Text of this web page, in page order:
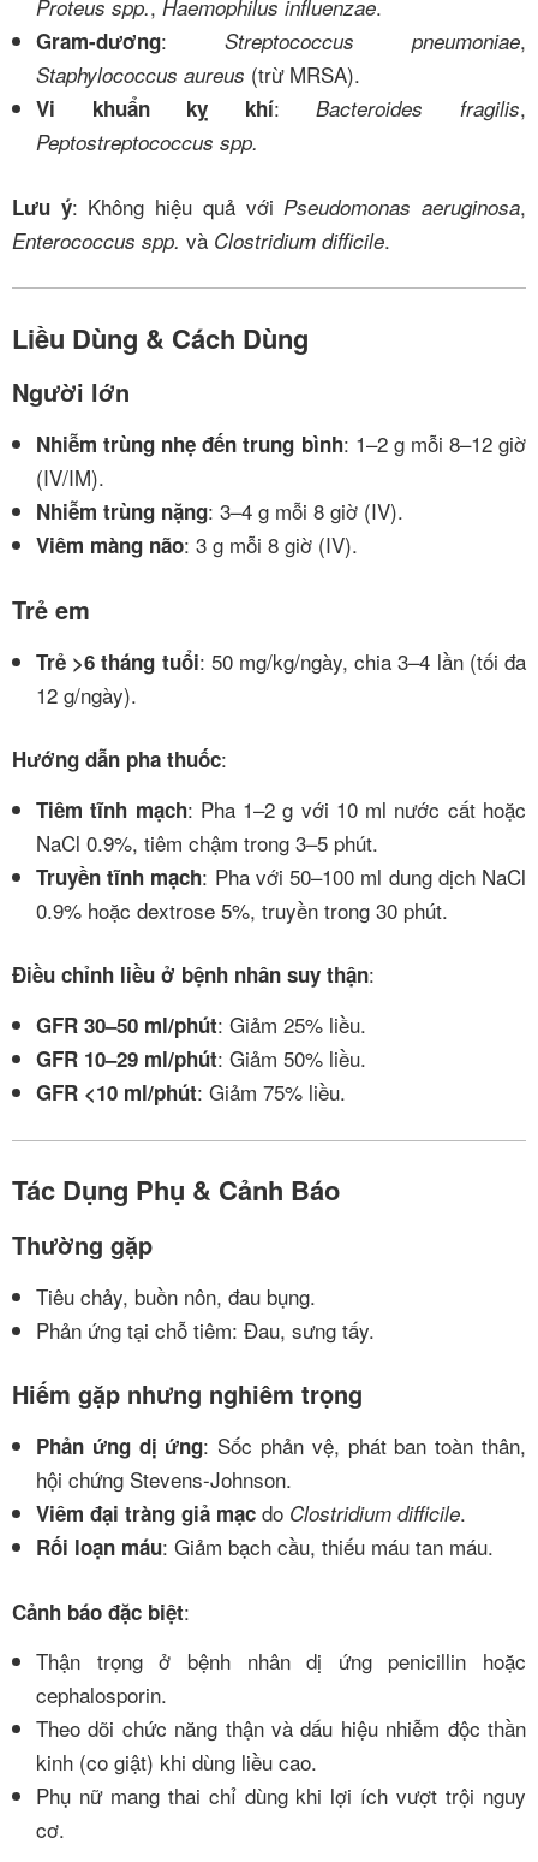
Proteus spp., Haemophilus influenzae.
Gram-dương: Streptococcus pneumoniae,
Staphylococcus aureus (trừ MRSA).
Vi khuẩn kỵ khí:Bacteroides fragilis,
Peptostreptococcus spp.
Lưu ý: Không hiệu quả với Pseudomonas aeruginosa,
Enterococcus spp. và Clostridium difficile.
Liều Dùng & Cách Dùng
Người lớn
Nhiễm trùng nhẹ đến trung bình: 1–2 g mỗi 8–12 giờ
(IV/IM).
Nhiễm trùng nặng: 3–4 g mỗi 8 giờ (IV).
Viêm màng não: 3 g mỗi 8 giờ (IV).
Trẻ em
Trẻ >6 tháng tuổi: 50 mg/kg/ngày, chia 3–4 lần (tối đa
12 g/ngày).
Hướng dẫn pha thuốc:
Tiêm tĩnh mạch: Pha 1–2 g với 10 ml nước cất hoặc
NaCl 0.9%, tiêm chậm trong 3–5 phút.
Truyền tĩnh mạch: Pha với 50–100 ml dung dịch NaCl
0.9% hoặc dextrose 5%, truyền trong 30 phút.
Điều chỉnh liều ở bệnh nhân suy thận:
GFR 30–50 ml/phút: Giảm 25% liều.
GFR 10–29 ml/phút: Giảm 50% liều.
GFR <10 ml/phút: Giảm 75% liều.
Tác Dụng Phụ & Cảnh Báo
Thường gặp
Tiêu chảy, buồn nôn, đau bụng.
Phản ứng tại chỗ tiêm: Đau, sưng tấy.
Hiếm gặp nhưng nghiêm trọng
Phản ứng dị ứng: Sốc phản vệ, phát ban toàn thân,
hội chứng Stevens-Johnson.
Viêm đại tràng giả mạc do Clostridium difficile.
Rối loạn máu: Giảm bạch cầu, thiếu máu tan máu.
Cảnh báo đặc biệt:
Thận trọng ở bệnh nhân dị ứng penicillin hoặc
cephalosporin.
Theo dõi chức năng thận và dấu hiệu nhiễm độc thần
kinh (co giật) khi dùng liều cao.
Phụ nữ mang thai chỉ dùng khi lợi ích vượt trội nguy
cơ.